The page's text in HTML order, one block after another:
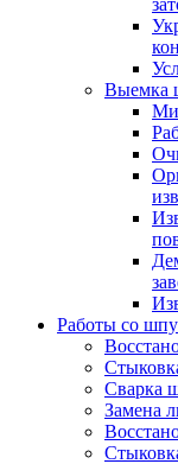
Выемка
Работы со
Сварка
Замена